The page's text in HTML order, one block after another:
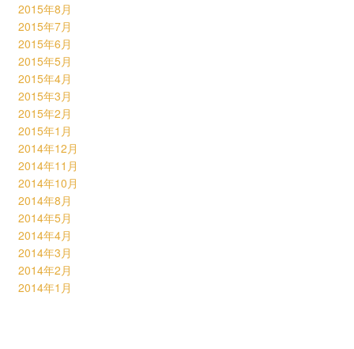
2015年8月
2015年7月
2015年6月
2015年5月
2015年4月
2015年3月
2015年2月
2015年1月
2014年12月
2014年11月
2014年10月
2014年8月
2014年5月
2014年4月
2014年3月
2014年2月
2014年1月